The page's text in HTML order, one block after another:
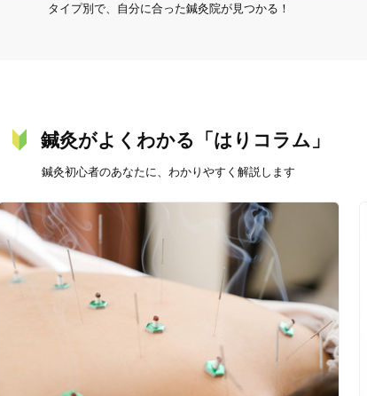
カルテ共有 経験豊富なスタッフ在籍
使い捨て鍼使用 トライアルコースあり
地域支援クーポン可
タイプ別で、自分に合った鍼灸院が見つかる！
鍼灸がよくわかる「はりコラム」
鍼灸初心者のあなたに、わかりやすく解説します